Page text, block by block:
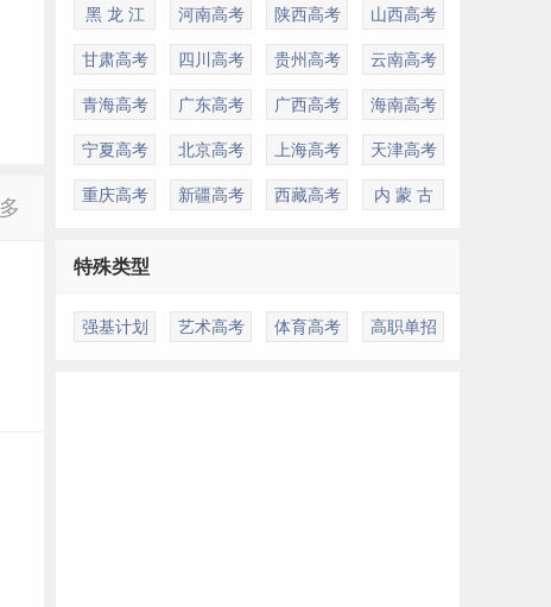
黑 龙 江 河南高考 陕西高考 山西高考
甘肃高考 四川高考 贵州高考 云南高考
青海高考 广东高考 广西高考 海南高考
宁夏高考 北京高考 上海高考 天津高考
重庆高考 新疆高考 西藏高考 内 蒙 古
特殊类型
强基计划 艺术高考 体育高考 高职单招